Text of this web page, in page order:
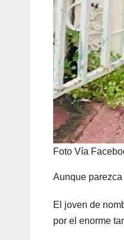
Foto Vía
Aunque
El joven de
por el enorme